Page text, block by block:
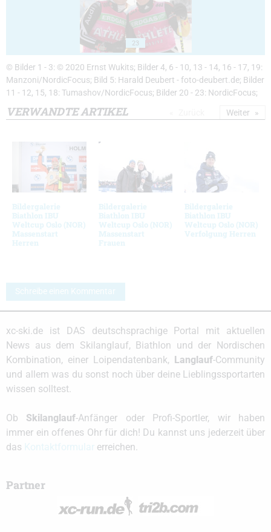
23
© Bilder 1 - 3: © 2020 Ernst Wukits; Bilder 4, 6 - 10, 13 - 14, 16 - 17, 19:
Manzoni/NordicFocus; Bild 5: Harald Deubert - foto-deubert.de; Bilder
11 - 12, 15, 18: Tumashov/NordicFocus; Bilder 20 - 23: NordicFocus;
VERWANDTE ARTIKEL
Bildergalerie
Biathlon IBU
Weltcup Oslo (NOR)
Massenstart
Herren
Bildergalerie
Biathlon IBU
Weltcup Oslo (NOR)
Massenstart
Frauen
Bildergalerie
Biathlon IBU
Weltcup Oslo (NOR)
Verfolgung Herren
Weiter
Schreibe einen Kommentar
xc-ski.de ist DAS deutschsprachige Portal mit aktuellen
News aus dem Skilanglauf, Biathlon und der Nordischen
Kombination, einer Loipendatenbank,
Langlauf-Community
und allem was du sonst noch über deine Lieblingssportarten
wissen solltest.
Ob Skilanglauf-Anfänger oder Profi-Sportler, wir haben
immer ein offenes Ohr für dich! Du kannst uns jederzeit über
das
erreichen.
Partner